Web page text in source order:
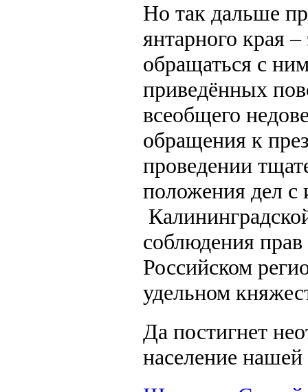
Но так дальше
янтарного края
обращаться с
приведённых
всеобщего
обращения к
проведении
положения дел с
соблюдения
Российском
удельном
Да постигнет
население